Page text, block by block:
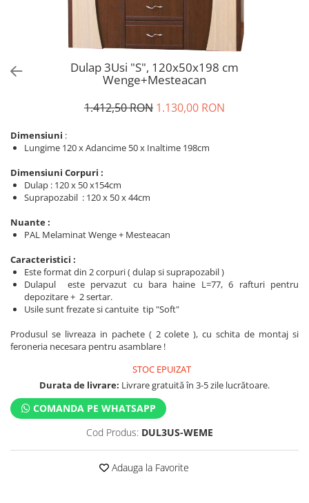
Dulap 3Usi "S", 120x50x198 cm
Wenge+Mesteacan
1.412,50 RON 1.130,00 RON
Dimensiuni :
Lungime 120 x Adancime 50 x Inaltime 198cm
Dimensiuni Corpuri :
Dulap : 120 x 50 x154cm
Suprapozabil : 120 x 50 x 44cm
Nuante :
PAL Melaminat Wenge + Mesteacan
Caracteristici :
Este format din 2 corpuri ( dulap si suprapozabil )
Dulapul este pervazut cu bara haine L=77, 6 rafturi pentru
depozitare + 2 sertar.
Usile sunt frezate si cantuite tip "Soft"
Produsul se livreaza in pachete ( 2 colete ), cu schita de montaj si
feroneria necesara pentru asamblare !
STOC EPUIZAT
Durata de livrare: Livrare gratuită în 3-5 zile lucrătoare.
COMANDA PE WHATSAPP
Cod Produs: DUL3US-WEME
Adauga la Favorite